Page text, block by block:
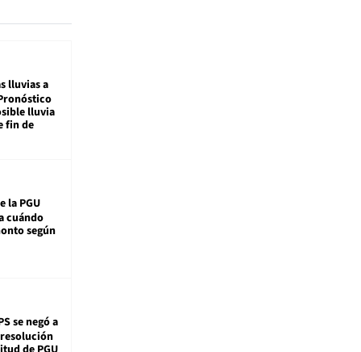
lluvias a
lluvia
fin de
la PGU
cuándo
según
se negó a